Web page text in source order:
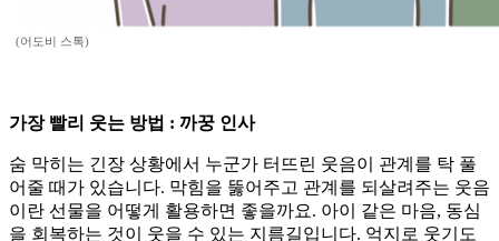
(어도비 스톡)
가장 빨리 웃는 방법 : 까꿍 인사
숨 막히는 긴장 상황에서 누군가 터뜨린 웃음이 관계를 탁 풀
어줄 때가 있습니다. 막힘을 뚫어주고 관계를 되살려주는 웃음
이란 선물을 어떻게 활용하면 좋을까요. 아이 같은 마음, 동심
을 회복하는 것이 웃을 수 있는 지름길입니다. 억지로 웃기도